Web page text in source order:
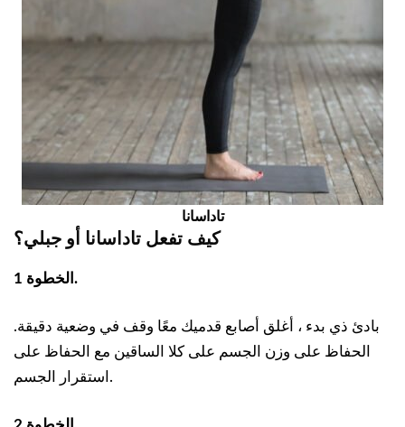
تاداسانا
كيف تفعل تاداسانا أو جبلي؟
الخطوة 1.
بادئ ذي بدء ، أغلق أصابع قدميك معًا وقف في وضعية دقيقة.
الحفاظ على وزن الجسم على كلا الساقين مع الحفاظ على
استقرار الجسم.